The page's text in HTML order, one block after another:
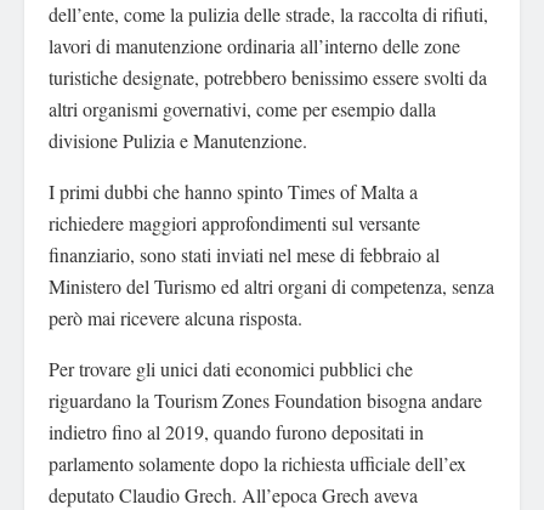
dell’ente, come la pulizia delle strade, la raccolta di rifiuti,
lavori di manutenzione ordinaria all’interno delle zone
turistiche designate, potrebbero benissimo essere svolti da
altri organismi governativi, come per esempio dalla
divisione Pulizia e Manutenzione.
I primi dubbi che hanno spinto Times of Malta a
richiedere maggiori approfondimenti sul versante
finanziario, sono stati inviati nel mese di febbraio al
Ministero del Turismo ed altri organi di competenza, senza
però mai ricevere alcuna risposta.
Per trovare gli unici dati economici pubblici che
riguardano la Tourism Zones Foundation bisogna andare
indietro fino al 2019, quando furono depositati in
parlamento solamente dopo la richiesta ufficiale dell’ex
deputato Claudio Grech. All’epoca Grech aveva